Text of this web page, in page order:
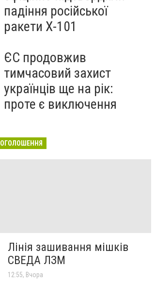
падіння російської
ракети Х-101
ЄС продовжив
тимчасовий захист
українців ще на рік:
проте є виключення
ОГОЛОШЕННЯ
Лінія зашивання мішків
СВЕДА ЛЗМ
12:55, Вчора